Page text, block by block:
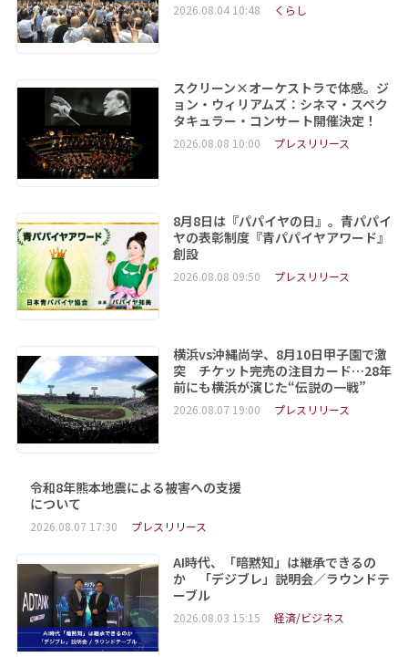
2026.08.04 10:48 くらし
スクリーン×オーケストラで体感。ジ
ョン・ウィリアムズ：シネマ・スペク
タキュラー・コンサート開催決定！
2026.08.08 10:00 プレスリリース
8月8日は『パパイヤの日』。青パパイ
ヤの表彰制度『青パパイヤアワード』
創設
2026.08.08 09:50 プレスリリース
横浜vs沖縄尚学、8月10日甲子園で激
突 チケット完売の注目カード…28年
前にも横浜が演じた“伝説の一戦”
2026.08.07 19:00 プレスリリース
令和8年熊本地震による被害への支援
について
2026.08.07 17:30 プレスリリース
AI時代、「暗黙知」は継承できるの
か 「デジブレ」説明会／ラウンドテ
ーブル
2026.08.03 15:15 経済/ビジネス